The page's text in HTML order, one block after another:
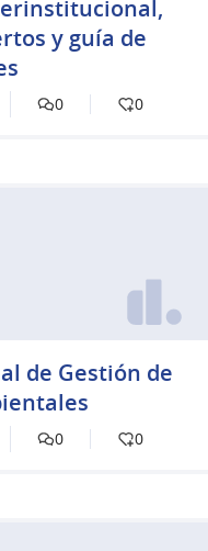
y guía de
0 0
de Gestión de
0 0